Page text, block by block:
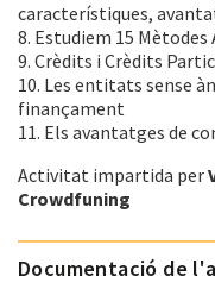
característiques,
8. Estudiem 15
9. Crèdits i Crèdits
10. Les entitats sense
finançament
11. Els avantatges de
Activitat impartida per
Crowdfuning
Documentació de